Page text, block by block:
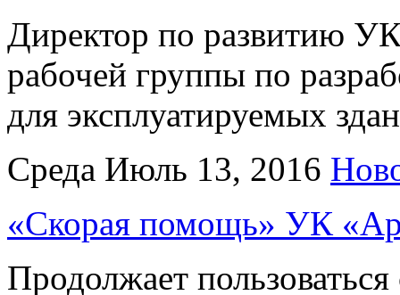
Директор по развитию
рабочей группы по
для эксплуатируемых
Среда Июль 13, 2016
«Скорая помощь» УК
Продолжает